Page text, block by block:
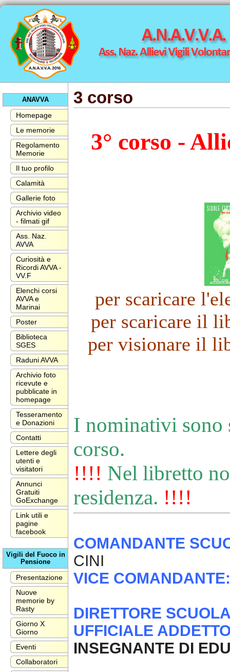
ANAVVA
Homepage
Le memorie
Regolamento
Memorie
Il tuo profilo
Calamità
Gallerie foto
Archivio video
- filmati gif
Ass. Naz.
AVVA
Curiosità e
Ricordi AVVA -
VV.F
Elenchi corsi
AVVA e
Marinai
Poster
Biblioteca
SGES
Raduni AVVA
Archivio foto
ricevute e
pubblicate in
homepage
Tesseramento
e Donazioni
Contatti
Lettere degli
utenti e
visitatori
Annunci
Gratuiti
GoExchange
Link utili e
pagine
facebook
Vigili del Fuoco in
Pensione
Presentazione
Nuove
memorie by
Rasty
Giorno X
Giorno
Eventi
Collaboratori
3 corso
3° corso -
per scaricare
per scaricare il
per visionare il
I nominativi sono
corso.
!!!! Nel libretto
residenza. !!!!
COMANDANTE
CINI
VICE COMANDANTE:
DIRETTORE
UFFICIALE
INSEGNANTE DI